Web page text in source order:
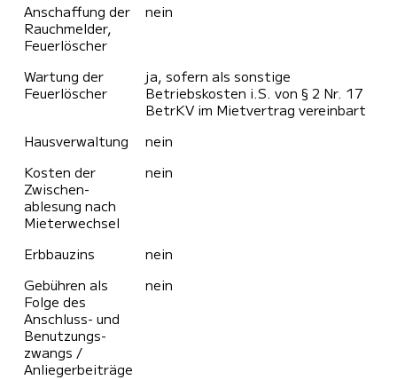
Anschaffung der
Rauchmelder,
Feuer­löscher
nein
Wartung der
Feuer­löscher
ja, sofern als sonstige
Betriebskosten i.S. von § 2 Nr. 17
BetrKV im Mietvertrag vereinbart
Haus­verwaltung
nein
Kosten der
Zwischen­
ablesung nach
Mieterwechsel
nein
Erbbauzins
nein
Gebühren als
Folge des
Anschluss- und
Benutzungs­
zwangs /
Anliegerbeiträge
nein